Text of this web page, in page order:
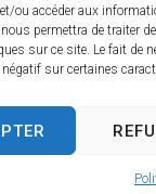
ou accéder aux
permettra de traiter
sur ce site. Le fait de
négatif sur certaines